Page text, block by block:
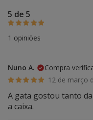
5 de 5
1 opiniões
100% das pessoas
Nuno A.
Compra
12 de março
A gata gostou tanto da
a caixa.